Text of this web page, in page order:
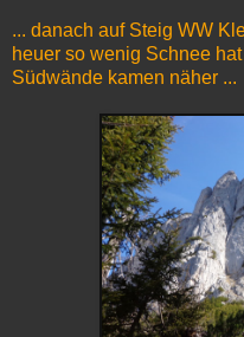
... danach auf Steig WW
heuer so wenig Schnee
Südwände kamen näher ...